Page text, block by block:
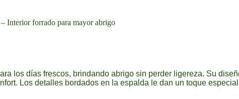
Interior forrado para mayor abrigo
los días frescos, brindando abrigo sin perder ligereza. Su
Los detalles bordados en la espalda le dan un toque